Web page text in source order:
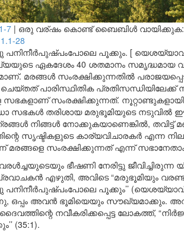
7 | ഒരു വര്ഷം കൊണ്ട് ബൈബിൾ വായിക്കുക:
28
പനിനീർപുഷ്പംപോലെ പൂക്കും. [ യെശയ്യാവ്
ഏകദേശം 40 ശതമാനം
മരങ്ങൾ സംരക്ഷിക്കുന്നതിൽ
പാരിസ്ഥിതിക പ്രതിസന്ധിയിലേക്ക്
സഭകളാണ് സംരക്ഷിക്കുന്നത്.
തരിശായ മരുഭൂമിയുടെ നടുവിൽ ഈ
നിങ്ങൾ നോക്കുകയാണെങ്കിൽ, തവിട്ട് മണൽ
സൃഷ്ടികളുടെ കാര്യവിചാരകർ എന്ന
സംരക്ഷിക്കുന്നത് എന്ന്
ഭീഷണി നേരിട്ടു
എഴുതി, അവിടെ “മരുഭൂമിയും
പനിനീർപുഷ്പംപോലെ പൂക്കും’’
ഒപ്പം അവൻ ഭൂമിയെയും
ദൈവത്തിന്റെ നവീകരിക്കപ്പെട്ട ലോകത്ത്,
(35:1).